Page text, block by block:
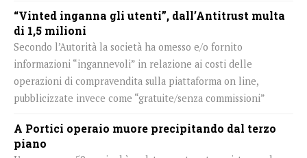
“Vinted inganna gli utenti”, dall’Antitrust multa
di 1,5 milioni
Secondo l’Autorità la società ha omesso e/o fornito
informazioni “ingannevoli” in relazione ai costi delle
operazioni di compravendita sulla piattaforma on line,
pubblicizzate invece come “gratuite/senza commissioni”
A Portici operaio muore precipitando dal terzo
piano